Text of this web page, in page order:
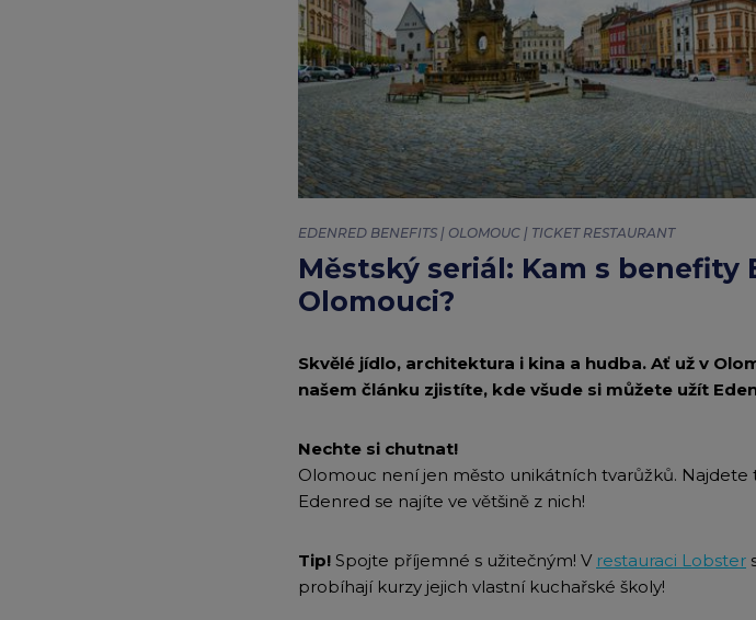
EDENRED BENEFITS | OLOMOUC | TICKET RESTAURANT
Městský seriál: Kam s benefity
Olomouci?
Skvělé jídlo, architektura i kina a hudba. Ať už v
našem článku zjistíte, kde všude si můžete užít
Nechte si chutnat!
Olomouc není jen město unikátních tvarůžků.
Edenred se najíte ve většině z nich!
Tip! Spojte příjemné s užitečným! V restauraci Lobster
probíhají kurzy jejich vlastní kuchařské školy!